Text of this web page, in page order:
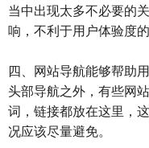
当中出现太多不必要的
响，不利于用户体验度的
四、网站导航能够帮助
头部导航之外，有些网
词，链接都放在这里，
况应该尽量避免。